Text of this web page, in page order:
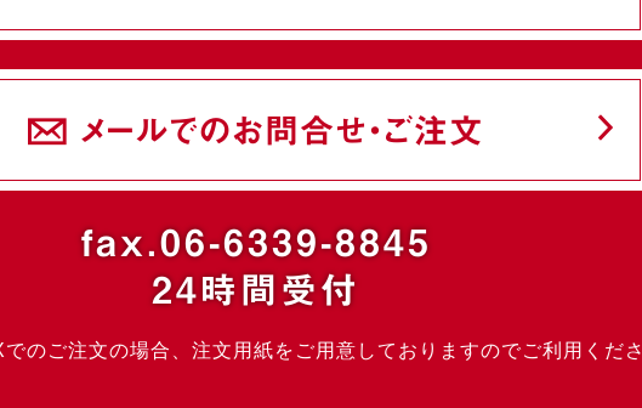
メールでのお問合せ・ご注文
fax.06-6339-8845
24時間受付
のご注文の場合、注文用紙をご用意しておりますのでご利用くださ